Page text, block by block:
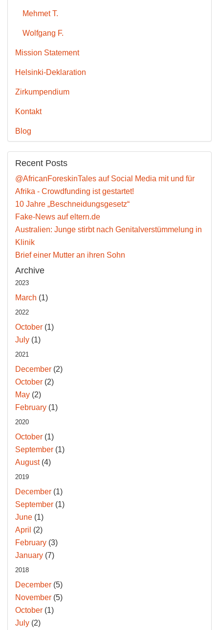
Mehmet T.
Wolfgang F.
Mission Statement
Helsinki-Deklaration
Zirkumpendium
Kontakt
Blog
Recent Posts
@AfricanForeskinTales auf Social Media mit und für
Afrika - Crowdfunding ist gestartet!
10 Jahre „Beschneidungsgesetz“
Fake-News auf eltern.de
Australien: Junge stirbt nach Genitalverstümmelung in
Klinik
Brief einer Mutter an ihren Sohn
Archive
2023
March (1)
2022
October (1)
July (1)
2021
December (2)
October (2)
May (2)
February (1)
2020
October (1)
September (1)
August(4)
2019
December (1)
September (1)
June (1)
April (2)
February (3)
January (7)
2018
December (5)
November (5)
October (1)
July (2)